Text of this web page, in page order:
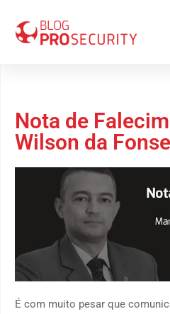
Nota de
Wilson da
É com muito pesar que